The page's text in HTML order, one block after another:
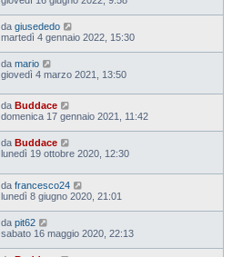
da giusededo
martedì 4 gennaio 2022, 15:30
da mario
giovedì 4 marzo 2021, 13:50
da Buddace
domenica 17 gennaio 2021, 11:42
da Buddace
lunedì 19 ottobre 2020, 12:30
da francesco24
lunedì 8 giugno 2020, 21:01
da pit62
sabato 16 maggio 2020, 22:13